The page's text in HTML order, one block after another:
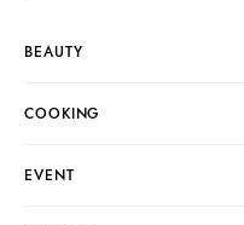
BEAUTY
COOKING
EVENT